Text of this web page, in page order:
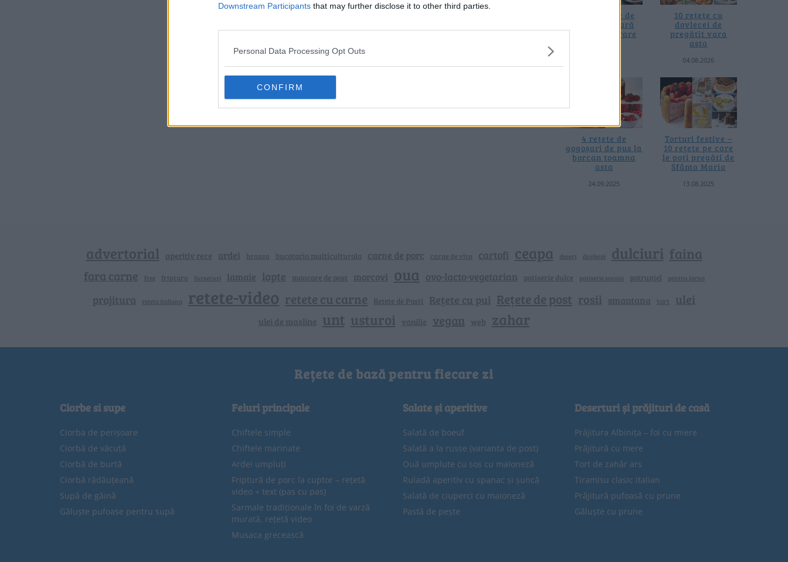
Downstream Participants that may further disclose it to other third parties.
Personal Data Processing Opt Outs
CONFIRM
20 de rețete de
salate de vară
fără prelucrare
10 rețete cu
dovlecei de
pregătit vara
asta
04.08.2026
4 rețete de
gogoșari de pus la
borcan toamna
asta
24.09.2025
Torturi festive –
10 rețete pe care
le poți pregăti de
Sfânta Maria
13.08.2025
advertorial aperitiv rece ardei branza bucataria multiculturala carne de porc carne de vita cartofi ceapa desert dovlecei dulciuri faina
fara carne free friptura fursecuri lamaie lapte mancare de post morcovi oua ovo-lacto-vegetarian patiserie dulce patiserie sarata patrunjel pentru iarna
prajitura reteta italiana retete-video retete cu carne Retete de Pasti Rețete cu pui Rețete de post rosii smantana tort ulei
ulei de masline unt usturoi vanilie vegan web zahar
Rețete de bază pentru fiecare zi
Ciorbe si supe
Ciorba de perișoare
Ciorbă de văcuță
Ciorbă de burtă
Ciorbă rădăuțeană
Supă de găină
Găluște pufoase pentru supă
Feluri principale
Chiftele simple
Chiftele marinate
Ardei umpluți
Friptură de porc la cuptor – rețetă
video + text (pas cu pas)
Sarmale tradiționale în foi de varză
murată, rețetă video
Musaca grecească
Salate și aperitive
Salată de boeuf
Salată a la russe (varianta de post)
Ouă umplute cu sos cu maioneză
Ruladă aperitiv cu spanac și șuncă
Salată de ciuperci cu maioneză
Pastă de pește
Deserturi și prăjituri de casă
Prăjitura Albinița – foi cu miere
Prăjitură cu mere
Tort de zahăr ars
Tiramisu clasic italian
Prăjitură pufoasă cu prune
Găluște cu prune